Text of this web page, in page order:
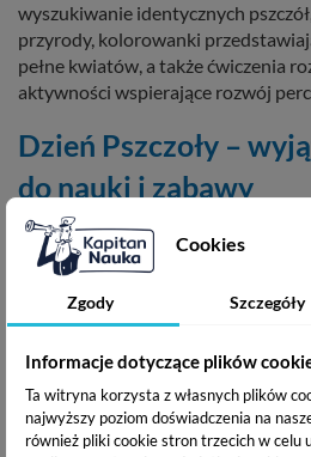
wyszukiwanie identycznych
przyrody, kolorowanki
pełne kwiatów, a także ćwiczenia
aktywności wspierające rozwój
Dzień Pszczoły –
do nauki i zabawy
Dzień Pszczoły, który co roku
moment, aby sięgnąć po karty pracy
sposób przybliżyć dzieciom rolę
Z okazji Dnia Pszczoły dzieci mogą:
dowiedzieć się, jak pszczoły
dlaczego bez pszczół nie byłoby
stworzyć własne kolorowe prace
Cookies
Zgody Szczegóły
Informacje dotyczące plików
Ta witryna korzysta z własnych plików
najwyższy poziom doświadczenia na
również pliki cookie stron trzecich w celu